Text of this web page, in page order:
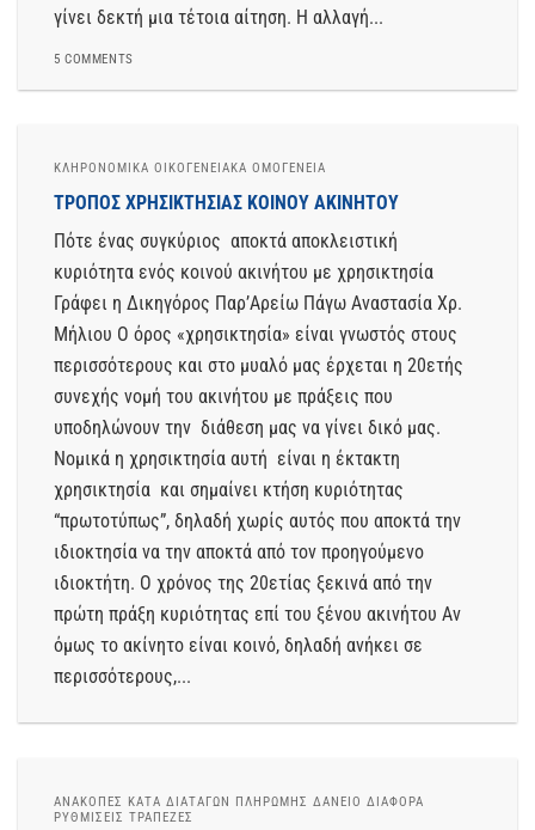
γίνει δεκτή μια τέτοια αίτηση. Η αλλαγή...
5 COMMENTS
ΚΛΗΡΟΝΟΜΙΚΆ ΟΙΚΟΓΕΝΕΙΑΚΆ ΟΜΟΓΈΝΕΙΑ
ΤΡΌΠΟΣ ΧΡΗΣΙΚΤΗΣΊΑΣ ΚΟΙΝΟΎ ΑΚΙΝΉΤΟΥ
Πότε ένας συγκύριος αποκτά αποκλειστική
κυριότητα ενός κοινού ακινήτου με χρησικτησία
Γράφει η Δικηγόρος Παρ’Αρείω Πάγω Αναστασία Χρ.
Μήλιου Ο όρος «χρησικτησία» είναι γνωστός στους
περισσότερους και στο μυαλό μας έρχεται η 20ετής
συνεχής νομή του ακινήτου με πράξεις που
υποδηλώνουν την διάθεση μας να γίνει δικό μας.
Νομικά η χρησικτησία αυτή είναι η έκτακτη
χρησικτησία και σημαίνει κτήση κυριότητας
“πρωτοτύπως”, δηλαδή χωρίς αυτός που αποκτά την
ιδιοκτησία να την αποκτά από τον προηγούμενο
ιδιοκτήτη. Ο χρόνος της 20ετίας ξεκινά από την
πρώτη πράξη κυριότητας επί του ξένου ακινήτου Αν
όμως το ακίνητο είναι κοινό, δηλαδή ανήκει σε
περισσότερους,...
ΑΝΑΚΟΠΈΣ ΚΑΤΆ ΔΙΑΤΑΓΏΝ ΠΛΗΡΩΜΉΣ ΔΆΝΕΙΟ ΔΙΆΦΟΡΑ
ΡΥΘΜΊΣΕΙΣ ΤΡΆΠΕΖΕΣ